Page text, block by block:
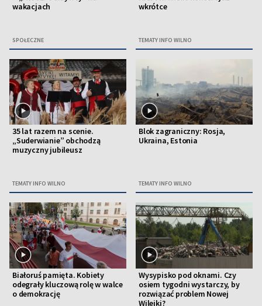
wakacjach
SPOŁECZNE
wkrótce
TEMATY INFO WILNO
35 lat razem na scenie.
„Suderwianie” obchodzą
muzyczny jubileusz
TEMATY INFO WILNO
Blok zagraniczny: Rosja,
Ukraina, Estonia
TEMATY INFO WILNO
Białoruś pamięta. Kobiety
odegrały kluczową rolę w walce
o demokrację
Wysypisko pod oknami. Czy
osiem tygodni wystarczy, by
rozwiązać problem Nowej
Wilejki?